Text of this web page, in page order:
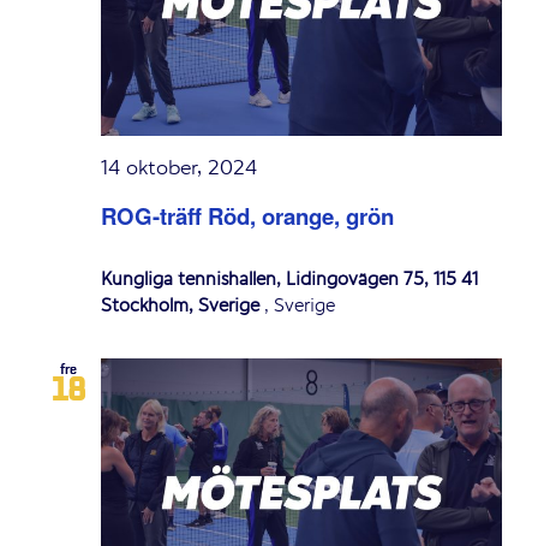
ROG-träff Röd, orange, grön
14 oktober, 2024
Kungliga tennishallen, Lidingövägen 75, 115 41
Stockholm, Sverige, Sverige
fre
18